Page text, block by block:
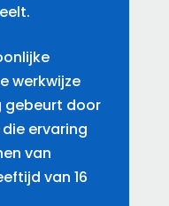
werkwijze
gebeurt door
ervaring
van
van 16